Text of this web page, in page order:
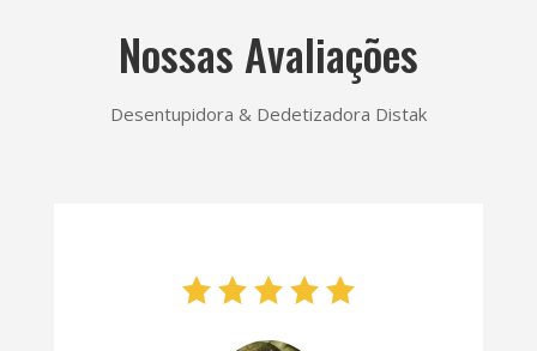
Nossas Avaliações
Desentupidora & Dedetizadora Distak